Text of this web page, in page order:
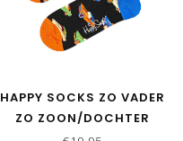
HAPPY SOCKS ZO VADER
ZO ZOON/DOCHTER